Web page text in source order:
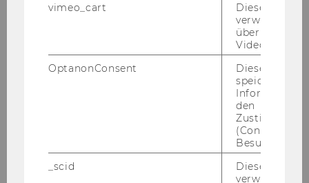
der WU.
SELBST FORSCHEN AN DER WU
WIEN
Sie möch­ten selbst an der WU Wien for­
schen und vom hoch­mo­der­nen Wis­sen­
schafts­stand­ort pro­fi­tie­ren? Wer­den Sie
vimeo_cart
Dieses
verwendet,
überprüfen,
Video
OptanonConsent
Dieses Cookie
speichert
den
(Consent)
Besuchers.
_scid
Dieses
verwendet,